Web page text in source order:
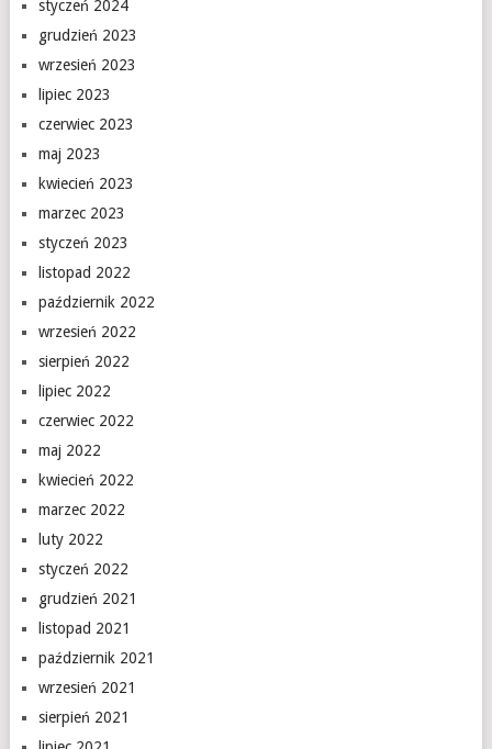
styczeń 2024
grudzień 2023
wrzesień 2023
lipiec 2023
czerwiec 2023
maj 2023
kwiecień 2023
marzec 2023
styczeń 2023
listopad 2022
październik 2022
wrzesień 2022
sierpień 2022
lipiec 2022
czerwiec 2022
maj 2022
kwiecień 2022
marzec 2022
luty 2022
styczeń 2022
grudzień 2021
listopad 2021
październik 2021
wrzesień 2021
sierpień 2021